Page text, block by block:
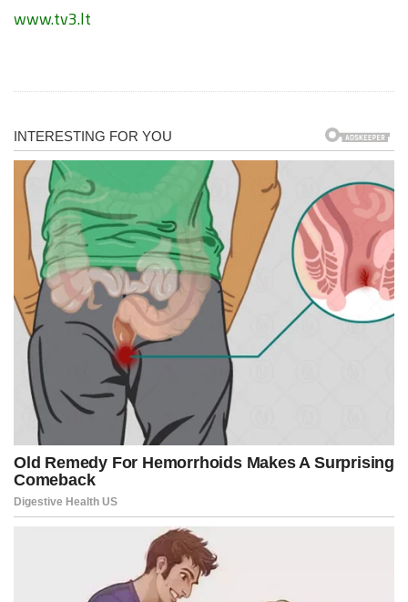
www.tv3.lt